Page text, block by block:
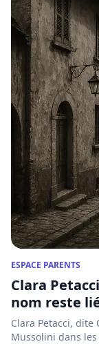
ESPACE PARENTS
Clara
nom reste
Clara Petacci,
Mussolini dans